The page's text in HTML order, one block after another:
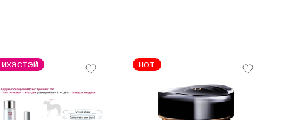
ИХЭСТЭЙ HOT